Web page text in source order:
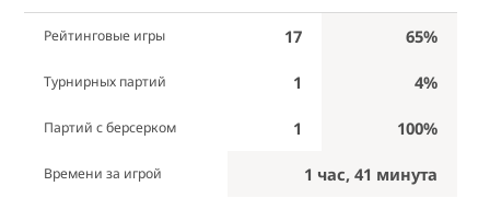
Рейтинговые игры 17 65%
Турнирных партий 1 4%
Партий с берсерком 1 100%
Времени за игрой 1 час, 41 минута